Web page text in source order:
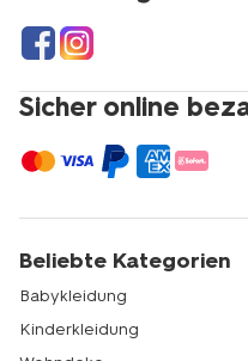
Sicher online
Beliebte Kategorien
Babykleidung
Kinderkleidung